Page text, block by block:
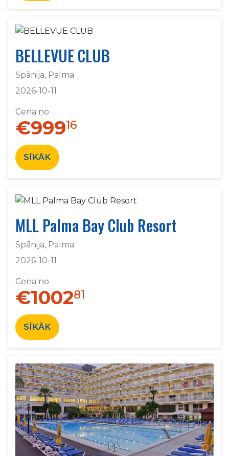
BELLEVUE CLUB
Spānija, Palma
2026-10-11
Cena no
€99916
SĪKĀK
MLL Palma Bay Club Resort
Spānija, Palma
2026-10-11
Cena no
€100281
SĪKĀK